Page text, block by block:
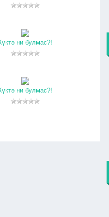
ни булмас?!
ни булмас?!